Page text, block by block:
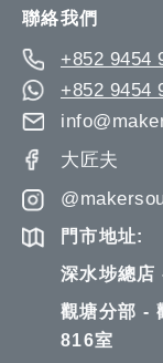
聯絡我們
+852 9454
+852 9454
大匠夫
門市地址:
深水埗總店
觀塘分部 -
816室